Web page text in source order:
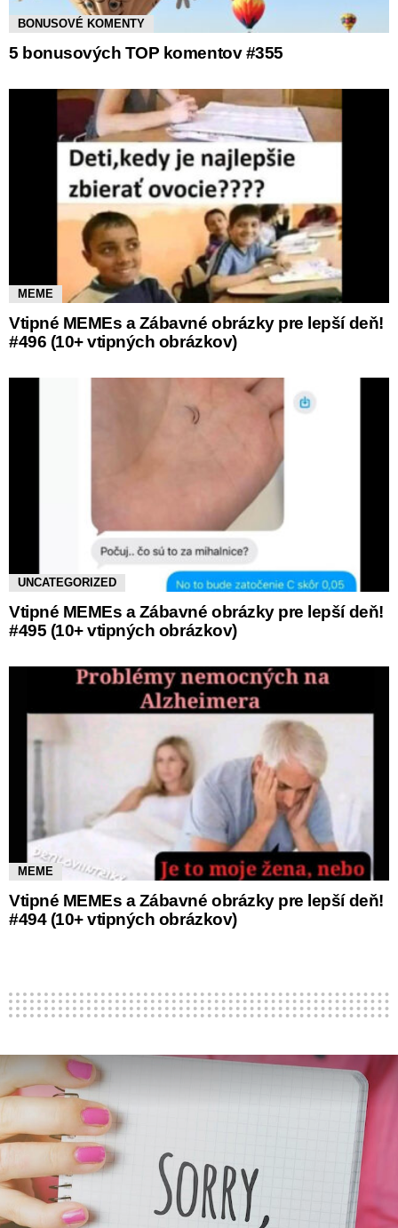
BONUSOVÉ KOMENTY
5 bonusových TOP komentov #355
MEME
Vtipné MEMEs a Zábavné obrázky pre lepší deň!
#496 (10+ vtipných obrázkov)
UNCATEGORIZED
Vtipné MEMEs a Zábavné obrázky pre lepší deň!
#495 (10+ vtipných obrázkov)
MEME
Vtipné MEMEs a Zábavné obrázky pre lepší deň!
#494 (10+ vtipných obrázkov)